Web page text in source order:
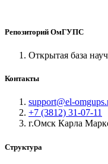
Репозиторий ОмГУПС
Открытая база
Контакты
support@el-
+7 (3812) 31-07-11
г.Омск Карла
Структура